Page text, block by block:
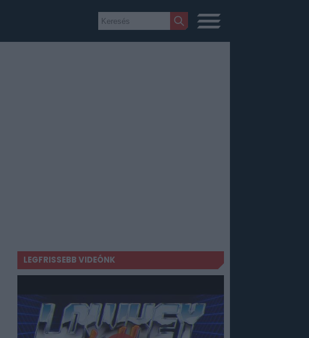
LEGFRISSEBB VIDEÓNK